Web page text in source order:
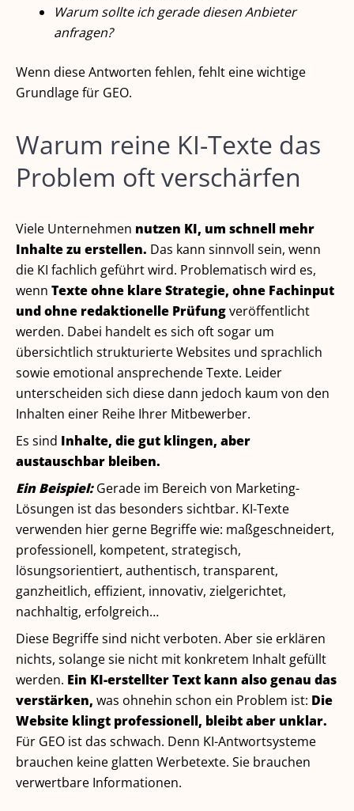
Warum sollte ich gerade diesen Anbieter
anfragen?
Wenn diese Antworten fehlen, fehlt eine wichtige
Grundlage für GEO.
Warum reine KI-Texte das
Problem oft verschärfen
Viele Unternehmen nutzen KI, um schnell mehr
Inhalte zu erstellen. Das kann sinnvoll sein, wenn
die KI fachlich geführt wird. Problematisch wird es,
wenn Texte ohne klare Strategie, ohne Fachinput
und ohne redaktionelle Prüfungveröffentlicht
werden. Dabei handelt es sich oft sogar um
übersichtlich strukturierte Websites und sprachlich
sowie emotional ansprechende Texte. Leider
unterscheiden sich diese dann jedoch kaum von den
Inhalten einer Reihe Ihrer Mitbewerber.
Es sind Inhalte, die gut klingen, aber
austauschbar bleiben.
Ein Beispiel: Gerade im Bereich von Marketing-
Lösungen ist das besonders sichtbar. KI-Texte
verwenden hier gerne Begriffe wie: maßgeschneidert,
professionell, kompetent, strategisch,
lösungsorientiert, authentisch, transparent,
ganzheitlich, effizient, innovativ, zielgerichtet,
nachhaltig, erfolgreich…
Diese Begriffe sind nicht verboten. Aber sie erklären
nichts, solange sie nicht mit konkretem Inhalt gefüllt
werden. Ein KI-erstellter Text kann also genau das
verstärken, was ohnehin schon ein Problem ist: Die
Website klingt professionell, bleibt aber unklar.
Für GEO ist das schwach. Denn KI-Antwortsysteme
brauchen keine glatten Werbetexte. Sie brauchen
verwertbare Informationen.